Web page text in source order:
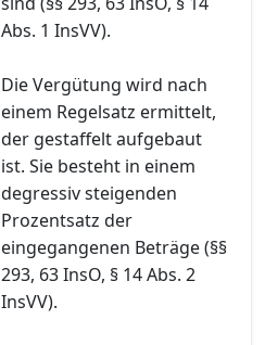
Abs. 1 InsVV).
Die Vergütung wird nach
einem Regelsatz ermittelt,
der gestaffelt aufgebaut
ist. Sie besteht in einem
degressiv steigenden
Prozentsatz der
eingegangenen Beträge (§§
293, 63 InsO, § 14 Abs. 2
InsVV).